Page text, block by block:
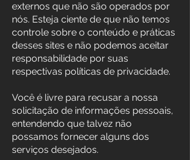
externos que não são operados por
nós. Esteja ciente de que não temos
controle sobre o conteúdo e práticas
desses sites e não podemos aceitar
responsabilidade por suas
respectivas políticas de privacidade.
Você é livre para recusar a nossa
solicitação de informações pessoais,
entendendo que talvez não
possamos fornecer alguns dos
serviços desejados.